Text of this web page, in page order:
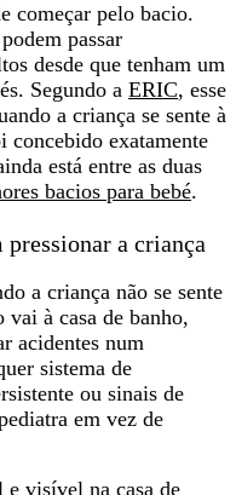
começar pelo bacio.
passar
desde que tenham um
Segundo a ERIC, esse
a criança se sente à
concebido exatamente
está entre as duas
bacios para bebé.
a criança
a criança não se sente
à casa de banho,
acidentes num
sistema de
ou sinais de
em vez de
e visível na casa de